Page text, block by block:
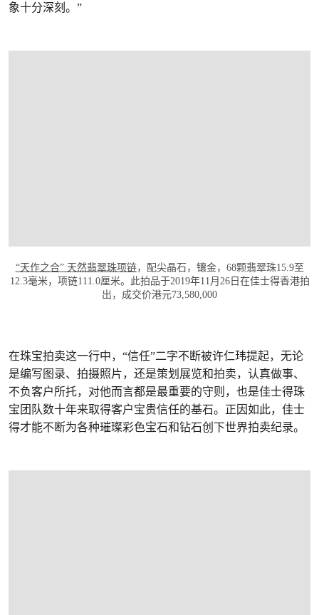
象十分深刻。”
“天作之合” 天然翡翠珠项链，配尖晶石，镶金，68颗翡翠珠15.9至
12.3毫米，项链111.0厘米。此拍品于2019年11月26日在佳士得香港拍
出，成交价港元73,580,000
在珠宝拍卖这一行中，“信任”二字不断被许仁玮提起，无论
是编写图录、拍摄照片，还是策划展览和拍卖，认真做事、
不负客户所托，对他而言都是最重要的守则，也是佳士得珠
宝团队数十年来取得客户宝贵信任的基石。正因如此，佳士
得才能不断为各种璀璨彩色宝石和钻石创下世界拍卖纪录。